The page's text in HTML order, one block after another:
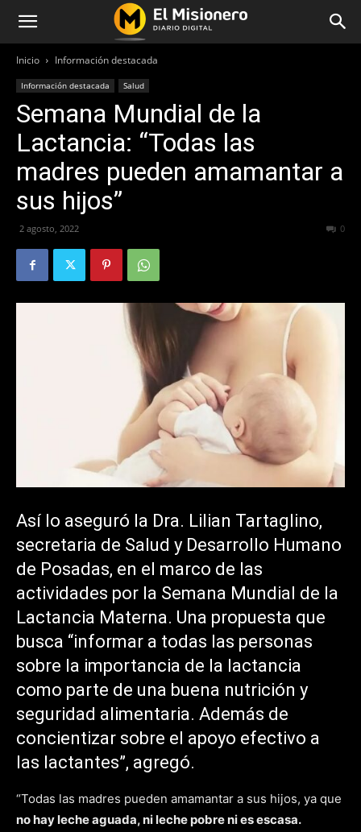
Inicio Información destacada
Información destacada Salud
Semana Mundial de la
Lactancia: “Todas las
madres pueden amamantar a
sus hijos”
2 agosto, 2022 0
Así lo aseguró la Dra. Lilian Tartaglino,
secretaria de Salud y Desarrollo Humano
de Posadas, en el marco de las
actividades por la Semana Mundial de la
Lactancia Materna. Una propuesta que
busca “informar a todas las personas
sobre la importancia de la lactancia
como parte de una buena nutrición y
seguridad alimentaria. Además de
concientizar sobre el apoyo efectivo a
las lactantes”, agregó.
“Todas las madres pueden amamantar a sus hijos, ya que
no hay leche aguada, ni leche pobre ni es escasa.